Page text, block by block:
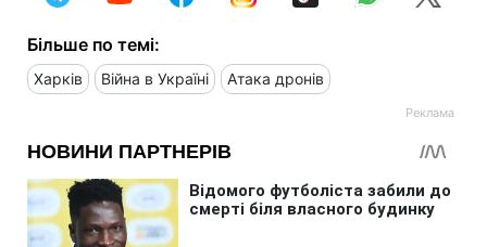
Більше по темі:
Харків Війна в Україні Атака дронів